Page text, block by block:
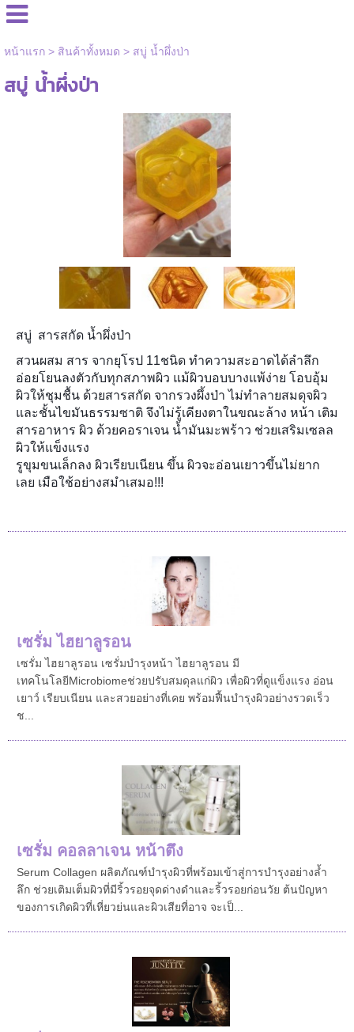
หน้าแรก> สินค้าทั้งหมด > สบู่ น้ำผึ่งป่า
สบู่ น้ำผึ่งป่า
สบู่ สารสกัด น้ำผึ่งป่า
สวนผสม สาร จากยุโรป 11ชนิด ทำความสะอาดได้ลำลึก
อ่อยโยนลงตัวกับทุกสภาพผิว แม้ผิวบอบบางแพ้ง่าย โอบอุ้ม
ผิวให้ชุมชื้น ด้วยสารสกัด จากรวงผึ้งป่า ไม่ทำลายสมดุจผิว
และชั้นไขมันธรรมซาติ จึงไม่รู้เคียงตาในขณะล้าง หน้า เติม
สารอาหาร ผิว ด้วยคอราเจน น้ำมันมะพร้าว ช่วยเสริมเซลล
ผิวให้แข็งแรง
รูขุมขนเล็กลง ผิวเรียบเนียน ขึ้น ผิวจะอ่อนเยาวขึ้นไม่ยาก
เลย เมือใช้อย่างสมำเสมอ!!!
เซรั่ม ไฮยาลูรอน
เซรั่ม ไฮยาลูรอน เซรั่มบำรุงหน้า ไฮยาลูรอน มี
เทคโนโลยีMicrobiomeช่วยปรับสมดุลแก่ผิว เพื่อผิวที่ดูแข็งแรง อ่อน
เยาว์ เรียบเนียน และสวยอย่างที่เคย พร้อมฟื้นบำรุงผิวอย่างรวดเร็ว
ช...
เซรั่ม คอลลาเจน หน้าตึง
Serum Collagen ผลิตภัณฑ์บำรุงผิวที่พร้อมเข้าสู่การบำรุงอย่างล้ำ
ลึก ช่วยเติมเต็มผิวที่มีริ้วรอยจุดด่างดำและริ้วรอยก่อนวัย ต้นปัญหา
ของการเกิดผิวที่เหี่ยวย่นและผิวเสียที่อาจ จะเป็...